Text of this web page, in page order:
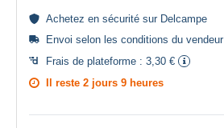
Achetez en sécurité sur Delcampe
Envoi selon les conditions du vendeur
Frais de plateforme : 3,30 €
Il reste 2 jours 9 heures